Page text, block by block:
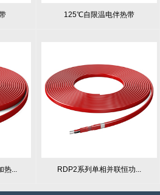
125℃自限温电伴热带
热... RDP2系列单相并联恒功...